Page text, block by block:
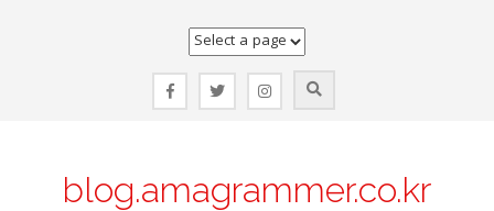
blog.amagrammer.co.kr